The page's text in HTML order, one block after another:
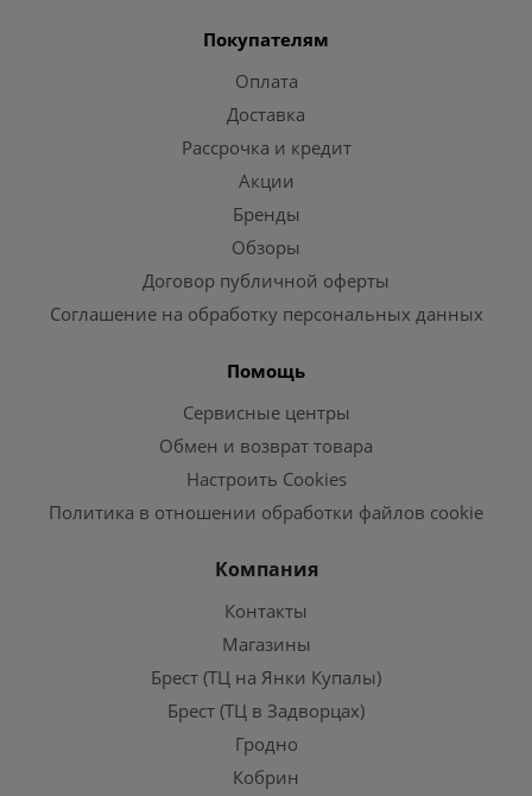
Покупателям
Оплата
Доставка
Рассрочка и кредит
Акции
Бренды
Обзоры
Договор публичной оферты
Соглашение на обработку персональных данных
Помощь
Сервисные центры
Обмен и возврат товара
Настроить Cookies
Политика в отношении обработки файлов cookie
Компания
Контакты
Магазины
Брест (ТЦ на Янки Купалы)
Брест (ТЦ в Задворцах)
Гродно
Кобрин